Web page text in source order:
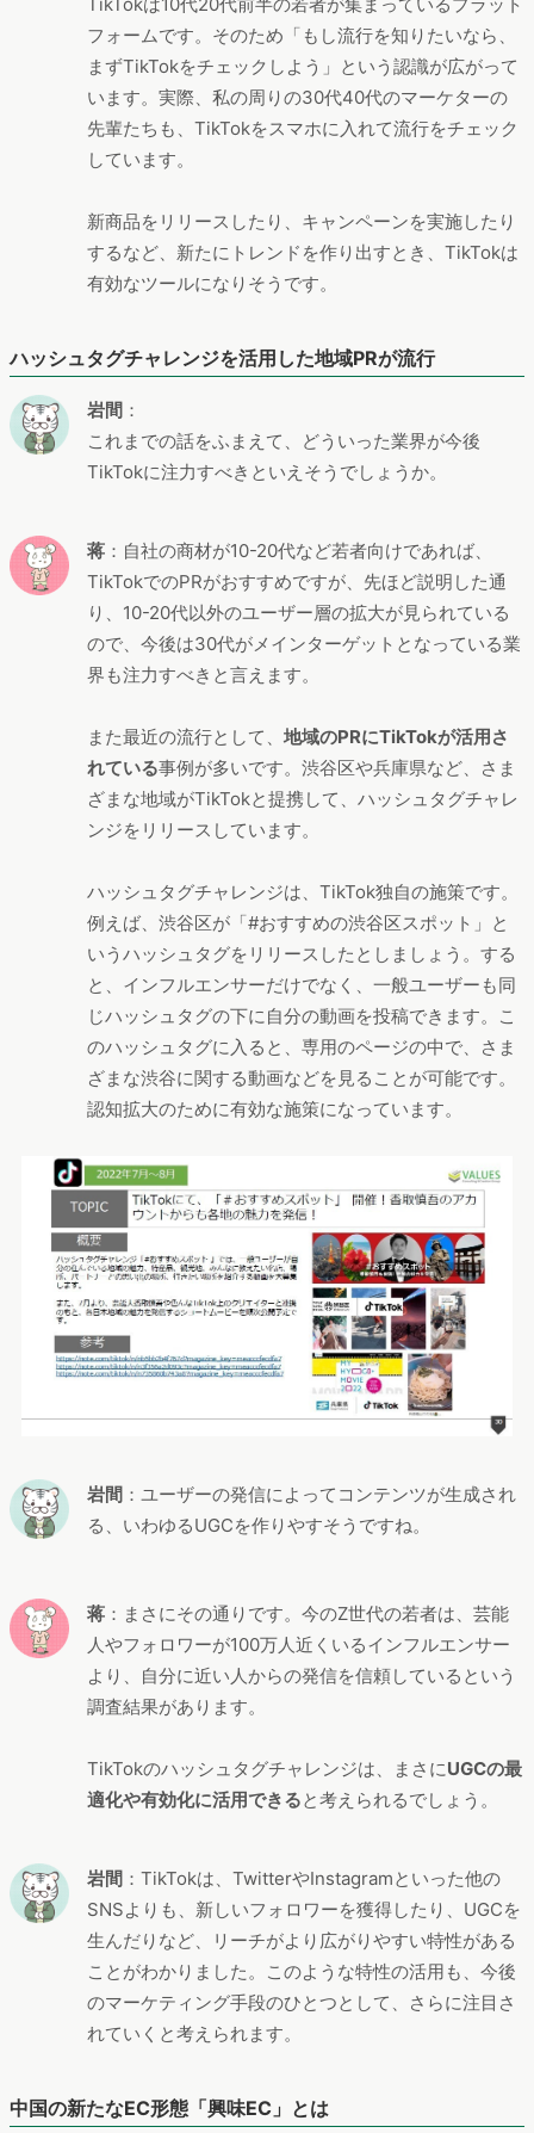
フォームです。そのため「もし流行を知りたいなら、
まずTikTokをチェックしよう」という認識が広がって
います。実際、私の周りの30代40代のマーケターの
先輩たちも、TikTokをスマホに入れて流行をチェック
しています。
新商品をリリースしたり、キャンペーンを実施したり
するなど、新たにトレンドを作り出すとき、TikTokは
有効なツールになりそうです。
ハッシュタグチャレンジを活用した地域PRが流行
岩間 ：
これまでの話をふまえて、どういった業界が今後
TikTokに注力すべきといえそうでしょうか。
蒋 ：自社の商材が10-20代など若者向けであれば、
TikTokでのPRがおすすめですが、先ほど説明した通
り、10-20代以外のユーザー層の拡大が見られている
ので、今後は30代がメインターゲットとなっている業
界も注力すべきと言えます。
また最近の流行として、 地域のPRにTikTokが活用さ
れている事例が多いです。渋谷区や兵庫県など、さま
ざまな地域がTikTokと提携して、ハッシュタグチャレ
ンジをリリースしています。
ハッシュタグチャレンジは、TikTok独自の施策です。
例えば、渋谷区が「#おすすめの渋谷区スポット」と
いうハッシュタグをリリースしたとしましょう。する
と、インフルエンサーだけでなく、一般ユーザーも同
じハッシュタグの下に自分の動画を投稿できます。こ
のハッシュタグに入ると、専用のページの中で、さま
ざまな渋谷に関する動画などを見ることが可能です。
認知拡大のために有効な施策になっています。
岩間 ：ユーザーの発信によってコンテンツが生成され
る、いわゆるUGCを作りやすそうですね。
蒋 ：まさにその通りです。今のZ世代の若者は、芸能
人やフォロワーが100万人近くいるインフルエンサー
より、自分に近い人からの発信を信頼しているという
調査結果があります。
TikTokのハッシュタグチャレンジは、まさにUGCの最
適化や有効化に活用できると考えられるでしょう。
岩間 ：TikTokは、TwitterやInstagramといった他の
SNSよりも、新しいフォロワーを獲得したり、UGCを
生んだりなど、リーチがより広がりやすい特性がある
ことがわかりました。このような特性の活用も、今後
のマーケティング手段のひとつとして、さらに注目さ
れていくと考えられます。
中国の新たなEC形態「興味EC」とは